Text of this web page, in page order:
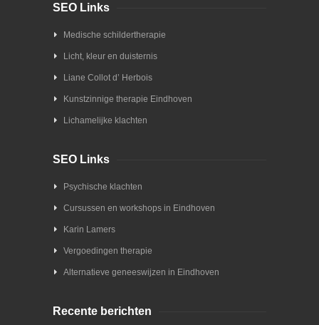
SEO Links
Medische schildertherapie
Licht, kleur en duisternis
Liane Collot d’ Herbois
Kunstzinnige therapie Eindhoven
Lichamelijke klachten
SEO Links
Psychische klachten
Cursussen en workshops in Eindhoven
Karin Lamers
Vergoedingen therapie
Alternatieve geneeswijzen in Eindhoven
Recente berichten